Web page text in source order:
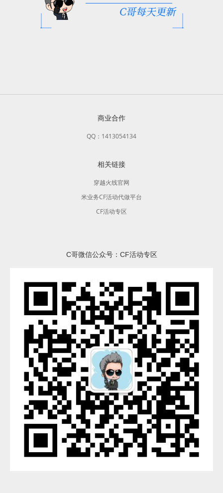
商业合作
QQ：1413054134
相关链接
穿越火线官网
米业务CF活动代做平台
CF活动专区
C哥微信公众号：CF活动专区